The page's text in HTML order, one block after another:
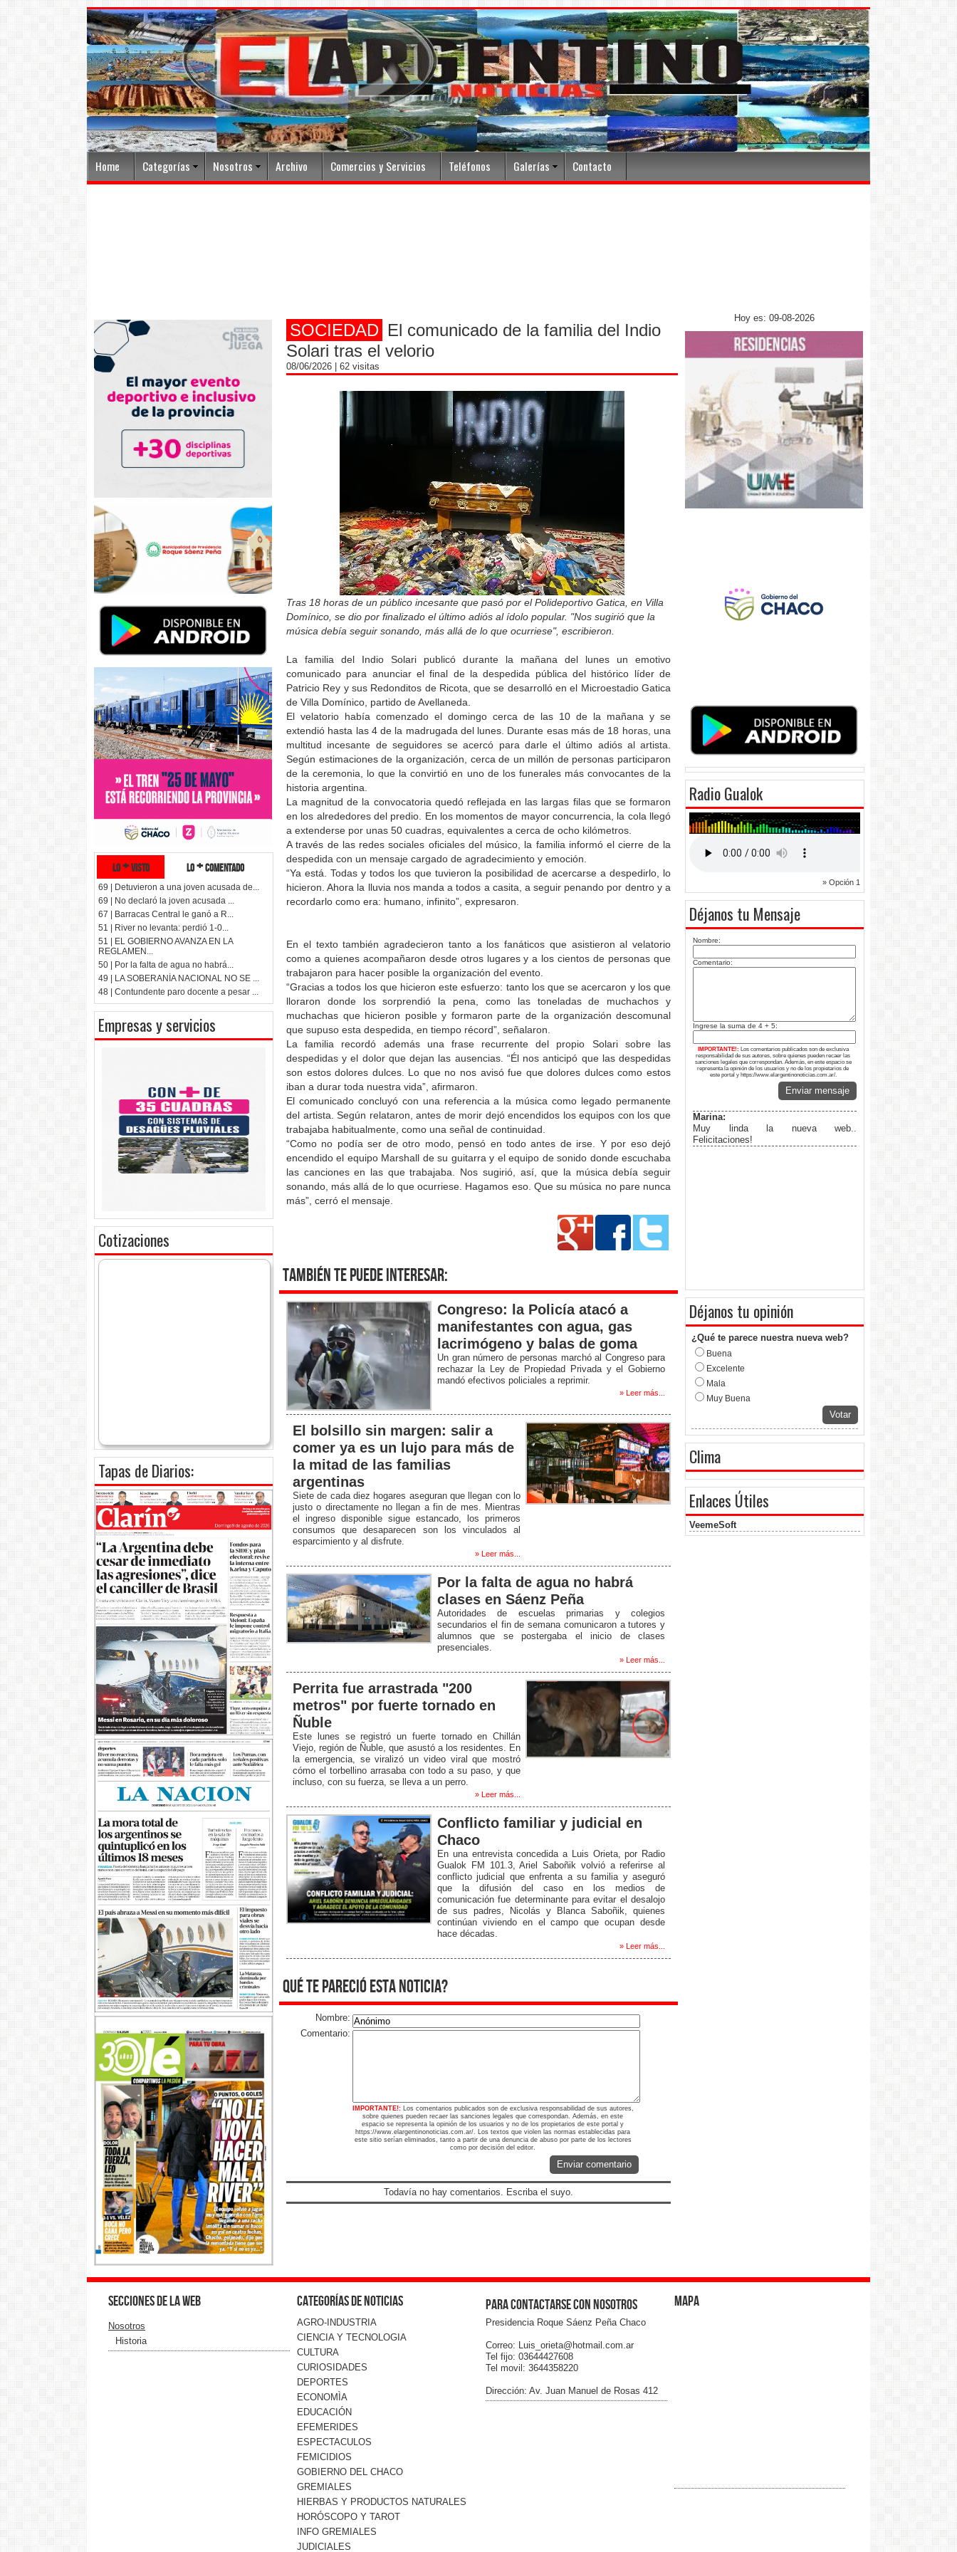
Home Categorías Nosotros Archivo Comercios y Servicios Teléfonos Galerías Contacto
Hoy es: 09-08-2026
lo + visto lo + comentado
69 | Detuvieron a una joven acusada de...
69 | No declaró la joven acusada ...
67 | Barracas Central le ganó a R...
51 | River no levanta: perdió 1-0...
51 | EL GOBIERNO AVANZA EN LA
REGLAMEN...
50 | Por la falta de agua no habrá...
49 | LA SOBERANÍA NACIONAL NO SE ...
48 | Contundente paro docente a pesar ...
Empresas y servicios
Cotizaciones
Tapas de Diarios:
SOCIEDAD El comunicado de la familia del Indio
Solari tras el velorio
08/06/2026 | 62 visitas
Tras 18 horas de un público incesante que pasó por el Polideportivo Gatica, en Villa
Domínico, se dio por finalizado el último adiós al ídolo popular. "Nos sugirió que la
música debía seguir sonando, más allá de lo que ocurriese", escribieron.
La familia del Indio Solari publicó durante la mañana del lunes un emotivo
comunicado para anunciar el final de la despedida pública del histórico líder de
Patricio Rey y sus Redonditos de Ricota, que se desarrolló en el Microestadio Gatica
de Villa Domínico, partido de Avellaneda.
El velatorio había comenzado el domingo cerca de las 10 de la mañana y se
extendió hasta las 4 de la madrugada del lunes. Durante esas más de 18 horas, una
multitud incesante de seguidores se acercó para darle el último adiós al artista.
Según estimaciones de la organización, cerca de un millón de personas participaron
de la ceremonia, lo que la convirtió en uno de los funerales más convocantes de la
historia argentina.
La magnitud de la convocatoria quedó reflejada en las largas filas que se formaron
en los alrededores del predio. En los momentos de mayor concurrencia, la cola llegó
a extenderse por unas 50 cuadras, equivalentes a cerca de ocho kilómetros.
A través de las redes sociales oficiales del músico, la familia informó el cierre de la
despedida con un mensaje cargado de agradecimiento y emoción.
“Ya está. Todas y todos los que tuvieron la posibilidad de acercarse a despedirlo, lo
hicieron. Ahora la lluvia nos manda a todos a casita, a seguir penando por dentro y a
recordarlo como era: humano, infinito”, expresaron.
En el texto también agradecieron tanto a los fanáticos que asistieron al velatorio
como a quienes acompañaron desde otros lugares y a los cientos de personas que
trabajaron para hacer posible la organización del evento.
“Gracias a todos los que hicieron este esfuerzo: tanto los que se acercaron y los que
lloraron donde los sorprendió la pena, como las toneladas de muchachos y
muchachas que hicieron posible y formaron parte de la organización descomunal
que supuso esta despedida, en tiempo récord”, señalaron.
La familia recordó además una frase recurrente del propio Solari sobre las
despedidas y el dolor que dejan las ausencias. “Él nos anticipó que las despedidas
son estos dolores dulces. Lo que no nos avisó fue que dolores dulces como estos
iban a durar toda nuestra vida”, afirmaron.
El comunicado concluyó con una referencia a la música como legado permanente
del artista. Según relataron, antes de morir dejó encendidos los equipos con los que
trabajaba habitualmente, como una señal de continuidad.
“Como no podía ser de otro modo, pensó en todo antes de irse. Y por eso dejó
encendido el equipo Marshall de su guitarra y el equipo de sonido donde escuchaba
las canciones en las que trabajaba. Nos sugirió, así, que la música debía seguir
sonando, más allá de lo que ocurriese. Hagamos eso. Que su música no pare nunca
más”, cerró el mensaje.
También te puede interesar:
Congreso: la Policía atacó a
manifestantes con agua, gas
lacrimógeno y balas de goma
Un gran número de personas marchó al Congreso para
rechazar la Ley de Propiedad Privada y el Gobierno
mandó efectivos policiales a reprimir.
» Leer más...
El bolsillo sin margen: salir a
comer ya es un lujo para más de
la mitad de las familias
argentinas
Siete de cada diez hogares aseguran que llegan con lo
justo o directamente no llegan a fin de mes. Mientras
el ingreso disponible sigue estancado, los primeros
consumos que desaparecen son los vinculados al
esparcimiento y al disfrute.
» Leer más...
Por la falta de agua no habrá
clases en Sáenz Peña
Autoridades de escuelas primarias y colegios
secundarios el fin de semana comunicaron a tutores y
alumnos que se postergaba el inicio de clases
presenciales.
» Leer más...
Perrita fue arrastrada "200
metros" por fuerte tornado en
Ñuble
Este lunes se registró un fuerte tornado en Chillán
Viejo, región de Ñuble, que asustó a los residentes. En
la emergencia, se viralizó un video viral que mostró
cómo el torbellino arrasaba con todo a su paso, y que
incluso, con su fuerza, se lleva a un perro.
» Leer más...
Conflicto familiar y judicial en
Chaco
En una entrevista concedida a Luis Orieta, por Radio
Gualok FM 101.3, Ariel Saboñik volvió a referirse al
conflicto judicial que enfrenta a su familia y aseguró
que la difusión del caso en los medios de
comunicación fue determinante para evitar el desalojo
de sus padres, Nicolás y Blanca Saboñik, quienes
continúan viviendo en el campo que ocupan desde
hace décadas.
» Leer más...
qué te pareció esta noticia?
Nombre:
Comentario:
IMPORTANTE!:
Los comentarios publicados son de exclusiva responsabilidad de sus autores,
sobre quienes pueden recaer las sanciones legales que correspondan. Además, en este
espacio se representa la opinión de los usuarios y no de los propietarios de este portal y
https://www.elargentinonoticias.com.ar/. Los textos que violen las normas establecidas para
este sitio serían eliminados, tanto a partir de una denuncia de abuso por parte de los lectores
como por decisión del editor.
Enviar comentario
Todavía no hay comentarios. Escriba el suyo.
Radio Gualok
» Opción 1
Déjanos tu Mensaje
Nombre:
Comentario:
Ingrese la suma de 4 + 5:
IMPORTANTE!: Los comentarios publicados son de exclusiva
responsabilidad de sus autores, sobre quienes pueden recaer las
sanciones legales que correspondan. Además, en este espacio se
representa la opinión de los usuarios y no de los propietarios de
este portal y https://www.elargentinonoticias.com.ar/.
Enviar mensaje
Marina:
Muy linda la nueva web..
Felicitaciones!
Déjanos tu opinión
¿Qué te parece nuestra nueva web?
Buena
Excelente
Mala
Muy Buena
Votar
Clima
Enlaces Útiles
VeemeSoft
Secciones de la web
Nosotros
Historia
Categorías de noticias
AGRO-INDUSTRIA
CIENCIA Y TECNOLOGIA
CULTURA
CURIOSIDADES
DEPORTES
ECONOMÌA
EDUCACIÓN
EFEMERIDES
ESPECTACULOS
FEMICIDIOS
GOBIERNO DEL CHACO
GREMIALES
HIERBAS Y PRODUCTOS NATURALES
HORÓSCOPO Y TAROT
INFO GREMIALES
JUDICIALES
Para contactarse con nosotros
Presidencia Roque Sáenz Peña Chaco
Correo: Luis_orieta@hotmail.com.ar
Tel fijo: 03644427608
Tel movil: 3644358220
Dirección: Av. Juan Manuel de Rosas 412
Mapa